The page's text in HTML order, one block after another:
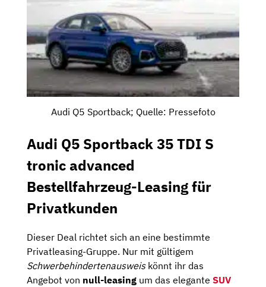
Audi Q5 Sportback; Quelle: Pressefoto
Audi Q5 Sportback 35 TDI S
tronic advanced
Bestellfahrzeug-Leasing für
Privatkunden
Dieser Deal richtet sich an eine bestimmte
Privatleasing-Gruppe. Nur mit gültigem
Schwerbehindertenausweis könnt ihr das
Angebot von null-leasing um das elegante SUV